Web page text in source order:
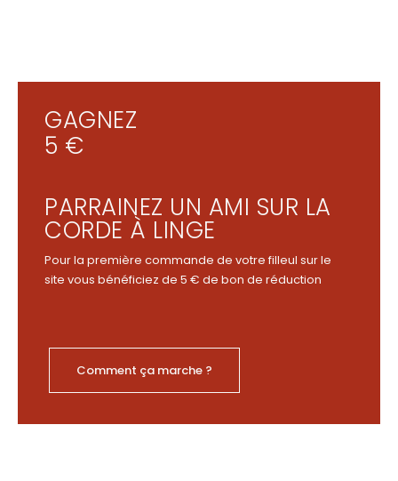
GAGNEZ
5 €
PARRAINEZ UN AMI SUR LA
CORDE À LINGE
Pour la première commande de votre filleul sur le
site vous bénéficiez de 5 € de bon de réduction
Comment ça marche ?